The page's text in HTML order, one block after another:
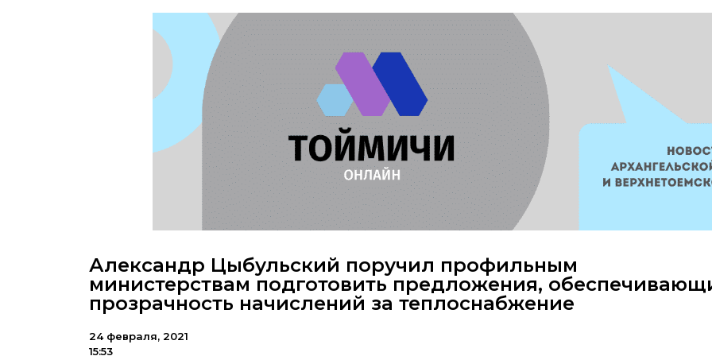
Александр Цыбульский поручил профильным
министерствам подготовить предложения,
прозрачность начислений за теплоснабжение
24 февраля, 2021
15:53